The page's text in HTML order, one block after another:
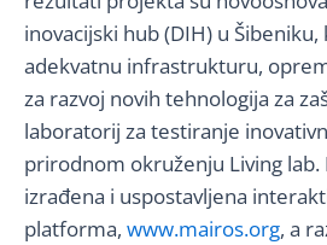
inovacijski hub (DIH) u
adekvatnu infrastrukturu,
za razvoj novih tehnologija za
laboratorij za testiranje
prirodnom okruženju Living lab.
izrađena i uspostavljena
platforma, www.mairos.org, a